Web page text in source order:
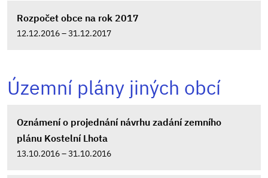
Rozpočet obce na rok 2017
12.12.2016 – 31.12.2017
Územní plány jiných obcí
Oznámení o projednání návrhu zadání zemního
plánu Kostelní Lhota
13.10.2016 – 31.10.2016